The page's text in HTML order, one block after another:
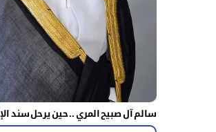
سالم آل صبيح المري .. حين يرحل سند